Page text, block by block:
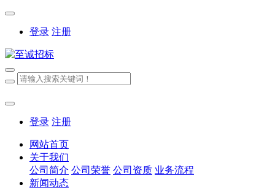
登录 注册
登录 注册
网站首页
关于我们
公司简介 公司荣誉 公司资质 业务流程
新闻动态